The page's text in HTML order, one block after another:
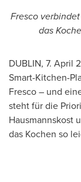
Fresco
das
DUBLIN, 7. April
Smart-Kitchen-
Fresco – und
steht für die
Hausmannskost
das Kochen so